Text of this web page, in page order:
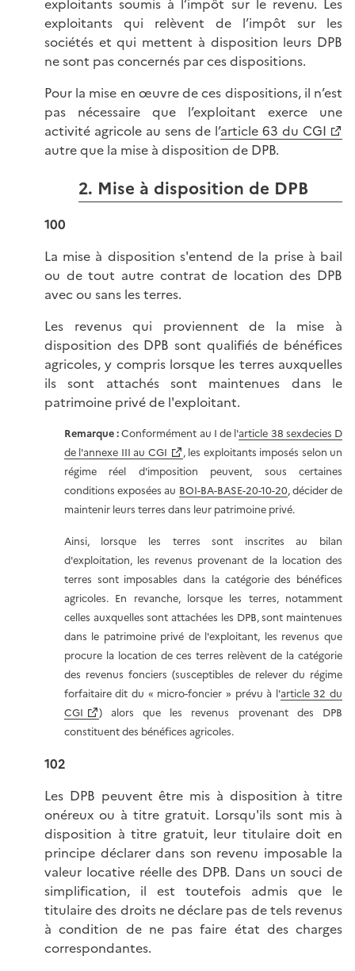
exploitants soumis à l’impôt sur le revenu. Les
exploitants qui relèvent de l’impôt sur les
sociétés et qui mettent à disposition leurs DPB
ne sont pas concernés par ces dispositions.
Pour la mise en œuvre de ces dispositions, il n’est
pas nécessaire que l’exploitant exerce une
activité agricole au sens de l’article 63 du CGI
autre que la mise à disposition de DPB.
2. Mise à disposition de DPB
100
La mise à disposition s'entend de la prise à bail
ou de tout autre contrat de location des DPB
avec ou sans les terres.
Les revenus qui proviennent de la mise à
disposition des DPB sont qualifiés de bénéfices
agricoles, y compris lorsque les terres auxquelles
ils sont attachés sont maintenues dans le
patrimoine privé de l'exploitant.
Remarque :Conformément au I de l'article 38 sexdecies D
de l'annexe III au CGI
, les exploitants imposés selon un
régime réel d'imposition peuvent, sous certaines
conditions exposées au BOI-BA-BASE-20-10-20, décider de
maintenir leurs terres dans leur patrimoine privé.
Ainsi, lorsque les terres sont inscrites au bilan
d'exploitation, les revenus provenant de la location des
terres sont imposables dans la catégorie des bénéfices
agricoles. En revanche, lorsque les terres, notamment
celles auxquelles sont attachées les DPB, sont maintenues
dans le patrimoine privé de l'exploitant, les revenus que
procure la location de ces terres relèvent de la catégorie
des revenus fonciers (susceptibles de relever du régime
forfaitaire dit du « micro-foncier » prévu à l'article 32 du
CGI
) alors que les revenus provenant des DPB
constituent des bénéfices agricoles.
102
Les DPB peuvent être mis à disposition à titre
onéreux ou à titre gratuit. Lorsqu'ils sont mis à
disposition à titre gratuit, leur titulaire doit en
principe déclarer dans son revenu imposable la
valeur locative réelle des DPB. Dans un souci de
simplification, il est toutefois admis que le
titulaire des droits ne déclare pas de tels revenus
à condition de ne pas faire état des charges
correspondantes.